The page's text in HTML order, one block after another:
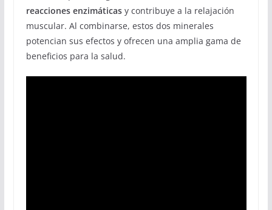
reacciones enzimáticasy contribuye a la relajación
muscular. Al combinarse, estos dos minerales
potencian sus efectos y ofrecen una amplia gama de
beneficios para la salud.